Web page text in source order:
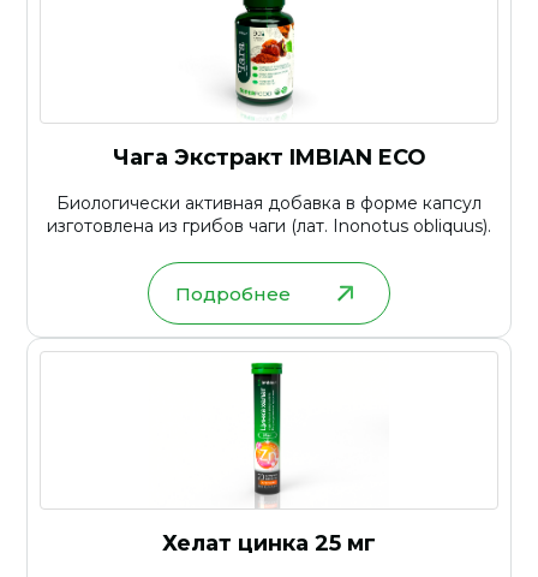
Чага Экстракт IMBIAN ECO
Биологически активная добавка в форме капсул
изготовлена из грибов чаги (лат. Inonotus obliquus).
Подробнее
Хелат цинка 25 мг